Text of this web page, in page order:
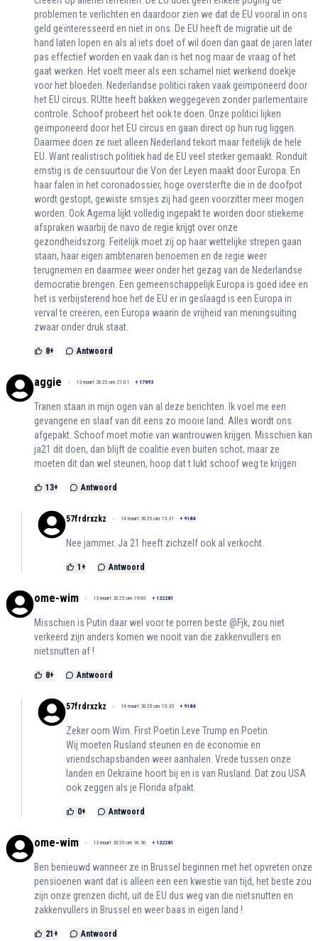
problemen te verlichten en daardoor zien we dat de EU vooral in ons
geld geïnteresseerd en niet in ons. De EU heeft de migratie uit de
hand laten lopen en als al iets doet of wil doen dan gaat de jaren later
pas effectief worden en vaak dan is het nog maar de vraag of het
gaat werken. Het voelt meer als een schamel niet werkend doekje
voor het bloeden. Nederlandse politici raken vaak geimponeerd door
het EU circus. RUtte heeft bakken weggegeven zonder parlementaire
controle. Schoof probeert het ook te doen. Onze politici lijken
geïmponeerd door het EU circus en gaan direct op hun rug liggen.
Daarmee doen ze niet alleen Nederland tekort maar feitelijk de hele
EU. Want realistisch politiek had de EU veel sterker gemaakt. Ronduit
ernstig is de censuurtour die Von der Leyen maakt door Europa. En
haar falen in het coronadossier, hoge oversterfte die in de doofpot
wordt gestopt, gewiste smsjes zij had geen voorzitter meer mogen
worden. Ook Agema lijkt volledig ingepakt te worden door stiekeme
afspraken waarbij de navo de regie krijgt over onze
gezondheidszorg. Feitelijk moet zij op haar wettelijke strepen gaan
staan, haar eigen ambtenaren benoemen en de regie weer
terugnemen en daarmee weer onder het gezag van de Nederlandse
democratie brengen. Een gemeenschappelijk Europa is goed idee en
het is verbijsterend hoe het de EU er in geslaagd is een Europa in
verval te creëren, een Europa waarin de vrijheid van meningsuiting
zwaar onder druk staat.
8+ Antwoord
aggie 13 maart 2025 om 21:01 + 17693
Tranen staan in mijn ogen van al deze berichten. Ik voel me een
gevangene en slaaf van dit eens zo mooie land. Alles wordt ons
afgepakt. Schoof moet motie van wantrouwen krijgen. Misschien kan
ja21 dit doen, dan blijft de coalitie even buiten schot, maar ze
moeten dit dan wel steunen, hoop dat t lukt schoof weg te krijgen
13+ Antwoord
57frdrxzkz 14 maart 2025 om 15:31 + 9184
Nee jammer. Ja 21 heeft zichzelf ook al verkocht.
1+ Antwoord
ome-wim 13 maart 2025 om 19:00 + 132281
Misschien is Putin daar wel voor te porren beste @Fjk, zou niet
verkeerd zijn anders komen we nooit van die zakkenvullers en
nietsnutten af !
8+ Antwoord
57frdrxzkz 14 maart 2025 om 15:35 + 9184
Zeker oom Wim. First Poetin Leve Trump en Poetin.
Wij moeten Rusland steunen en de economie en
vriendschapsbanden weer aanhalen. Vrede tussen onze
landen en Oekraïne hoort bij en is van Rusland. Dat zou USA
ook zeggen als je Florida afpakt.
0+ Antwoord
ome-wim 13 maart 2025 om 18:56 + 132281
Ben benieuwd wanneer ze in Brussel beginnen met het opvreten onze
pensioenen want dat is alleen een een kwestie van tijd, het beste zou
zijn onze grenzen dicht, uit de EU dus weg van die nietsnutten en
zakkenvullers in Brussel en weer baas in eigen land !
21+ Antwoord